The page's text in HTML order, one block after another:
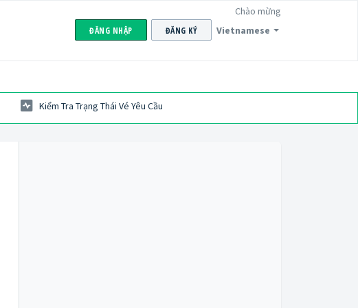
Vietnamese
Chào mừng
ĐĂNG NHẬP ĐĂNG KÝ
Kiểm Tra Trạng Thái Vé Yêu Cầu